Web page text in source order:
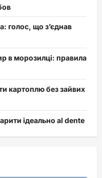
голос, що з’єднав
в морозилці: правила
картоплю без зайвих
ідеально al dente